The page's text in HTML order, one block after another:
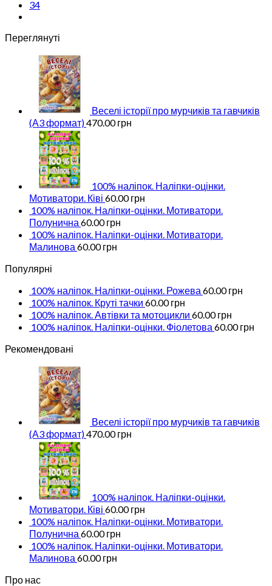
34
Переглянуті
Веселі історії про мурчиків та гавчиків
(А3 формат)470.00грн
100% наліпок. Наліпки-оцінки.
Мотиватори. Ківі 60.00грн
100% наліпок. Наліпки-оцінки. Мотиватори.
Полунична 60.00грн
100% наліпок. Наліпки-оцінки. Мотиватори.
Малинова 60.00грн
Популярні
100% наліпок. Наліпки-оцінки. Рожева 60.00грн
100% наліпок. Круті тачки 60.00грн
100% наліпок. Автівки та мотоцикли 60.00грн
100% наліпок. Наліпки-оцінки. Фіолетова 60.00грн
Рекомендовані
Веселі історії про мурчиків та гавчиків
(А3 формат)470.00грн
100% наліпок. Наліпки-оцінки.
Мотиватори. Ківі 60.00грн
100% наліпок. Наліпки-оцінки. Мотиватори.
Полунична 60.00грн
100% наліпок. Наліпки-оцінки. Мотиватори.
Малинова 60.00грн
Про нас